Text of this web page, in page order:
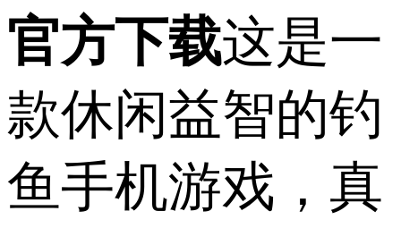
官方下载这是一
款休闲益智的钓
鱼手机游戏，真